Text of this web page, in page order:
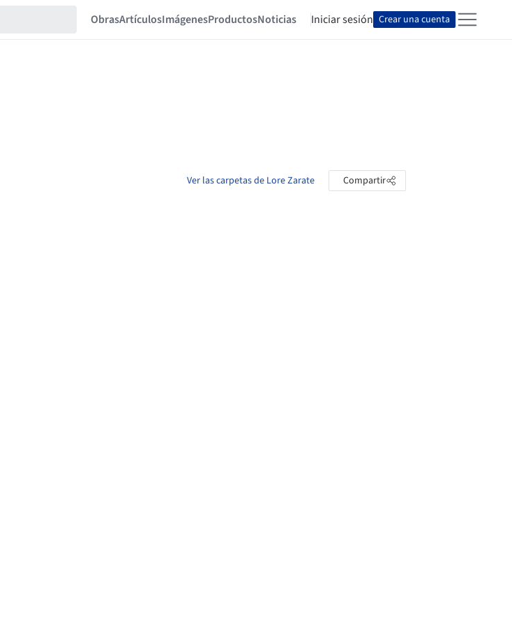
ObrasArtículosImágenesProductosNoticias Iniciar sesión Crear una cuenta
Ver las carpetas de Lore Zarate Compartir